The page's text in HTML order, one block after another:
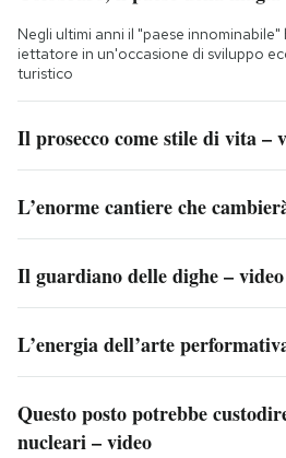
Negli ultimi anni il "paese
iettatore in un'occasione di sviluppo
turistico
Il prosecco come stile di vita –
L’enorme cantiere che
Il guardiano delle dighe – video
L’energia dell’arte
Questo posto potrebbe
nucleari – video